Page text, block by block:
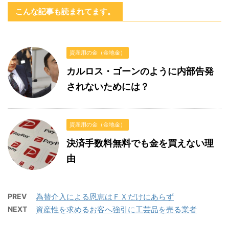
こんな記事も読まれてます。
資産用の金（金地金）
カルロス・ゴーンのように内部告発
されないためには？
資産用の金（金地金）
決済手数料無料でも金を買えない理
由
PREV 為替介入による恩恵はＦＸだけにあらず
NEXT 資産性を求めるお客へ強引に工芸品を売る業者